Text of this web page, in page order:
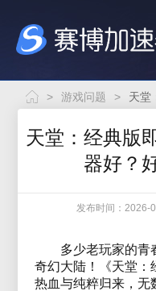
> 游戏问题 >
天堂：经典版
器好？
发布时间：2026-
多少老玩家的青
奇幻大陆！《天堂：
热血与纯粹归来，无